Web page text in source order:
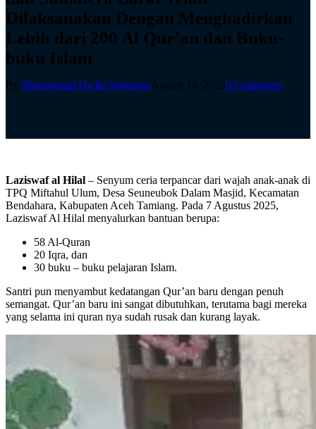
Dilaksanakan Dengan Menghadirkan
Lebih dari 200 Al Qur’an dan Buku-
buku Islam
By Muhammad Dwiki SeptiantoAugust 14, 20250 Comments
Laziswaf al Hilal – Senyum ceria terpancar dari wajah anak-anak di
TPQ Miftahul Ulum, Desa Seuneubok Dalam Masjid, Kecamatan
Bendahara, Kabupaten Aceh Tamiang. Pada 7 Agustus 2025,
Laziswaf Al Hilal menyalurkan bantuan berupa:
58 Al-Quran
20 Iqra, dan
30 buku – buku pelajaran Islam.
Santri pun menyambut kedatangan Qur’an baru dengan penuh
semangat. Qur’an baru ini sangat dibutuhkan, terutama bagi mereka
yang selama ini quran nya sudah rusak dan kurang layak.